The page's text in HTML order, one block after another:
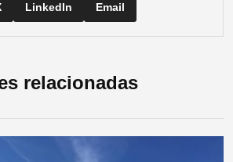
LinkedIn Email
relacionadas